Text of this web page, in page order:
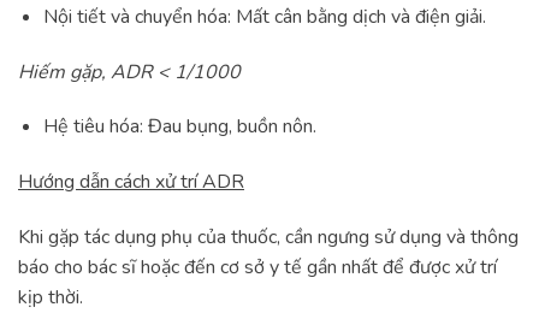
Nội tiết và chuyển hóa: Mất cân bằng dịch và điện giải.
Hiếm gặp, ADR < 1/1000
Hệ tiêu hóa: Đau bụng, buồn nôn.
Hướng dẫn cách xử trí ADR
Khi gặp tác dụng phụ của thuốc, cần ngưng sử dụng và thông
báo cho bác sĩ hoặc đến cơ sở y tế gần nhất để được xử trí
kịp thời.